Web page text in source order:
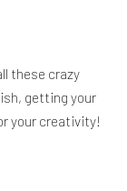
these crazy
getting your
your creativity!